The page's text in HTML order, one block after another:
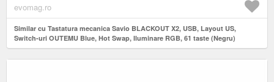
evomag.ro
Similar cu Tastatura mecanica Savio BLACKOUT X2, USB, Layout US,
Switch-uri OUTEMU Blue, Hot Swap, Iluminare RGB, 61 taste (Negru)